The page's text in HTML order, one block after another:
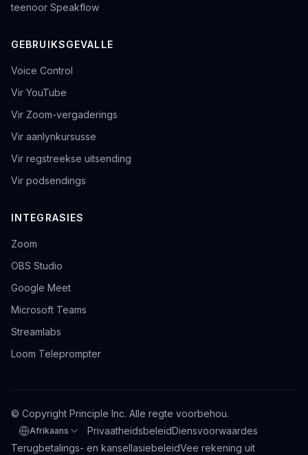
teenoor Speakflow
GEBRUIKSGEVALLE
Voice Control
Vir YouTube
Vir Zoom-vergaderings
Vir aanlynkursusse
Vir regstreekse uitsending
Vir podsendings
INTEGRASIES
Zoom
OBS Studio
Google Meet
Microsoft Teams
Streamlabs
Loom Teleprompter
© Copyright Principle Inc. Alle regte voorbehou.
Kies taal
Afrikaans PrivaatheidsbeleidDiensvoorwaardes
Terugbetalings- en kansellasiebeleidVee rekening uit